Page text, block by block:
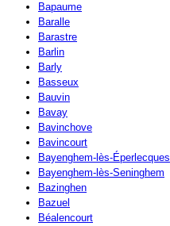
Bapaume
Baralle
Barastre
Barlin
Barly
Basseux
Bauvin
Bavay
Bavinchove
Bavincourt
Bayenghem-lès-Éperlecques
Bayenghem-lès-Seninghem
Bazinghen
Bazuel
Béalencourt